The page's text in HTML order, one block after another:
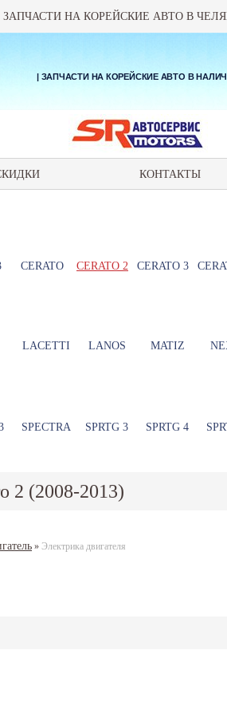
ЗАПЧАСТИ НА КОРЕЙСКИЕ АВТО В
| ЗАПЧАСТИ НА КОРЕЙСКИЕ АВТО В
КОНТАКТЫ
CERATO CERATO 2 CERATO 3
LACETTI LANOS MATIZ
SPECTRA SPRTG 3 SPRTG 4
2 (2008-2013)
» Электрика двигателя